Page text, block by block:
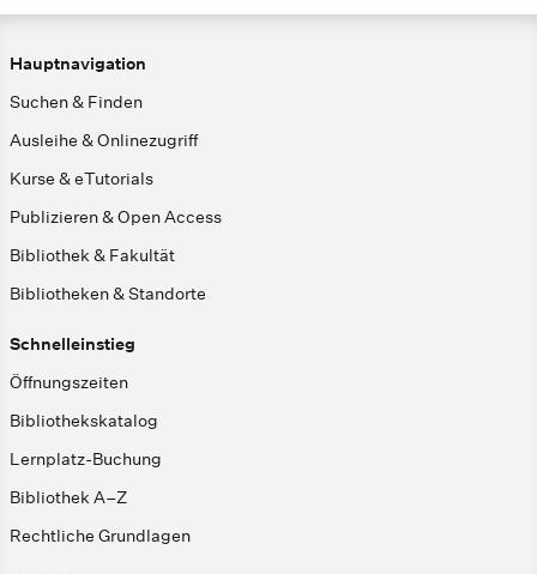
Hauptnavigation
Suchen & Finden
Ausleihe & Onlinezugriff
Kurse & eTutorials
Publizieren & Open Access
Bibliothek & Fakultät
Bibliotheken & Standorte
Schnelleinstieg
Öffnungszeiten
Bibliothekskatalog
Lernplatz-Buchung
Bibliothek A–Z
Rechtliche Grundlagen